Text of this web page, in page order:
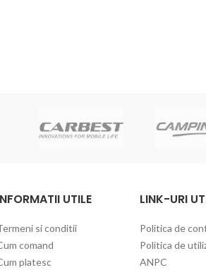
UTILE
si conditii
comand
platesc
LINK-URI
Politica de
Politica de
ANPC